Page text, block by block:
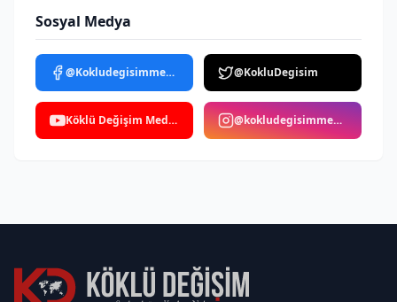
Sosyal Medya
@Kokludegisimmedya @KokluDegisim
Köklü Değişim Medya @kokludegisimmedya